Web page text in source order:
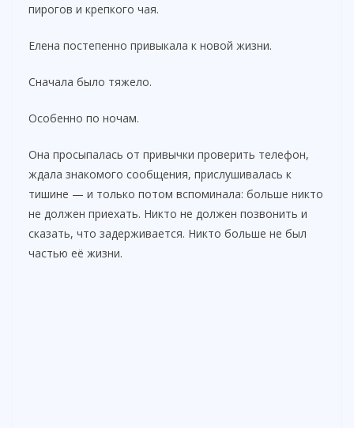
пирогов и крепкого чая.
Елена постепенно привыкала к новой жизни.
Сначала было тяжело.
Особенно по ночам.
Она просыпалась от привычки проверить телефон,
ждала знакомого сообщения, прислушивалась к
тишине — и только потом вспоминала: больше никто
не должен приехать. Никто не должен позвонить и
сказать, что задерживается. Никто больше не был
частью её жизни.